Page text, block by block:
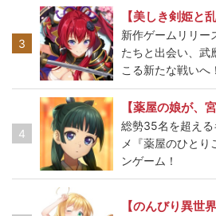
3
【美しき剣姫と
新作ゲームリリー
たちと出会い、武
こる新たな戦いへ！
4
【薬屋の娘が、
総勢35名を超え
メ『薬屋のひとり
ンゲーム！
【のんびり異世